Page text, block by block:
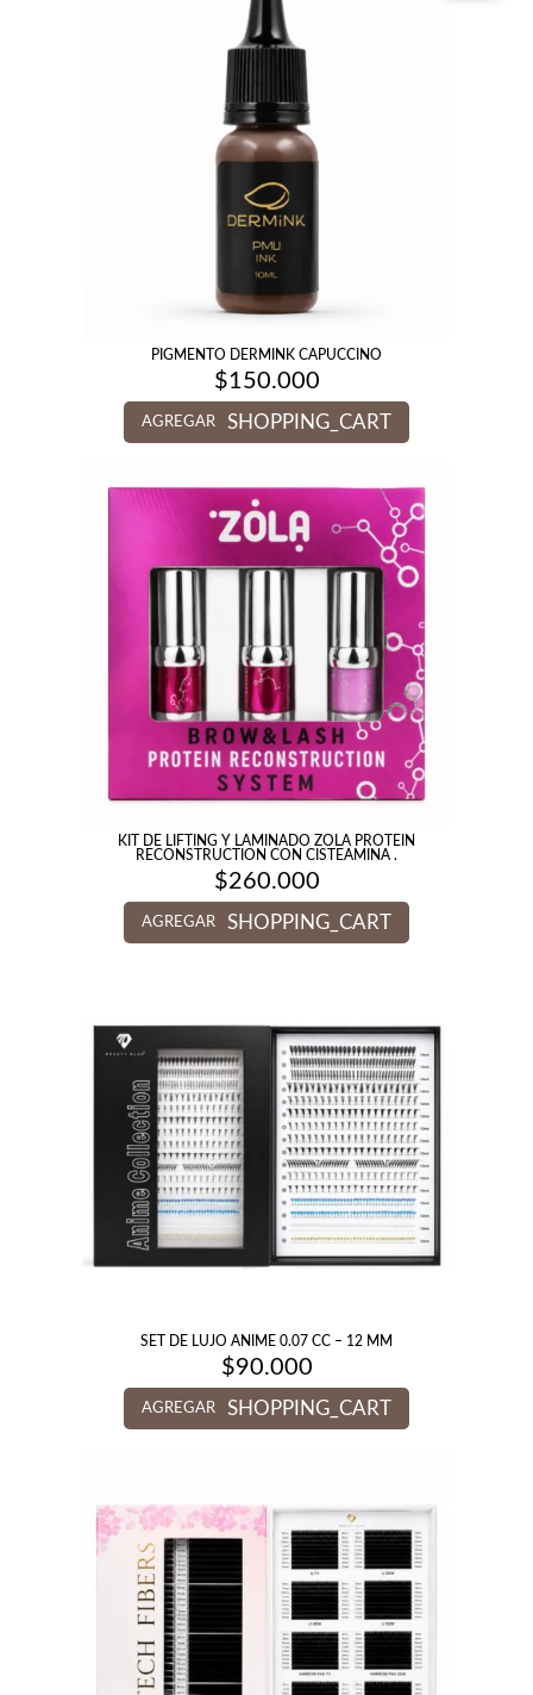
PIGMENTO DERMINK CAPUCCINO
$150.000
AGREGAR SHOPPING_CART
KIT DE LIFTING Y LAMINADO ZOLA PROTEIN
RECONSTRUCTION CON CISTEAMINA .
$260.000
AGREGAR SHOPPING_CART
SET DE LUJO ANIME 0.07 CC – 12 MM
$90.000
AGREGAR SHOPPING_CART